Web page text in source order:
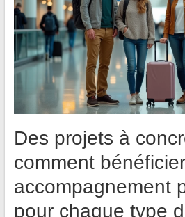
Des projets à
comment bénéficier
accompagnement
pour chaque type